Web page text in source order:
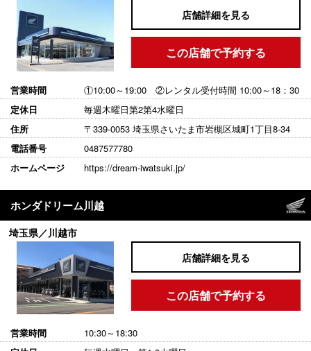
店舗詳細を見る
この店舗で予約する
営業時間
①10:00～19:00 ②レンタル受付時間 10:00～18：30
定休日
毎週木曜日第2第4水曜日
住所
〒339-0053 埼玉県さいたま市岩槻区城町1丁目8-34
電話番号
0487577780
ホームページ
https://dream-iwatsuki.jp/
埼玉県／川越市
ホンダドリーム川越
店舗詳細を見る
この店舗で予約する
営業時間
10:30～18:30